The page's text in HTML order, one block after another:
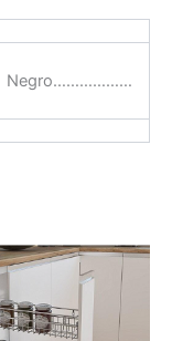
Negro………………